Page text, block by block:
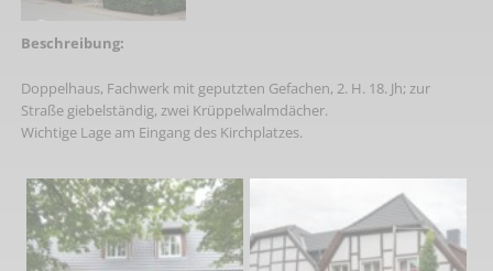
Beschreibung:
Doppelhaus, Fachwerk mit geputzten Gefachen, 2. H. 18. Jh; zur
Straße giebelständig, zwei Krüppelwalmdächer.
Wichtige Lage am Eingang des Kirchplatzes.